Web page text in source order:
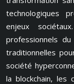
technologiques
enjeux
professionnels
traditionnelles
société
la blockchain, les